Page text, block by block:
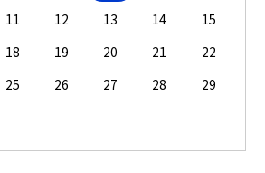
11 12 13 14
15
18 19 20 21
22
25 26 27 28
29